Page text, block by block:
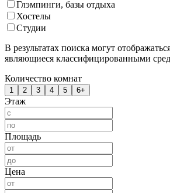
Глэмпинги, базы отдыха
Хостелы
Студии
В результатах поиска могут
являющиеся классифицированными
Количество комнат
1 2 3 4 5 6+
Этаж
Площадь
Цена